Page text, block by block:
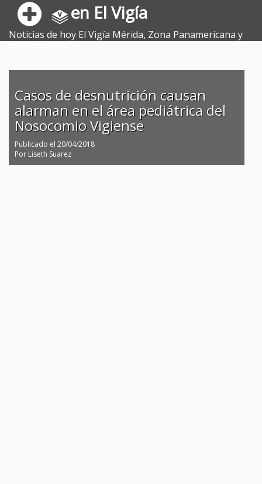
en El Vigía
Noticias de hoy El Vigía Mérida, Zona Panamericana y
Sur del Lago.
Casos de desnutrición causan
alarman en el área pediátrica del
Nosocomio Vigiense
Publicado el 20/04/2018
Por Liseth Suarez